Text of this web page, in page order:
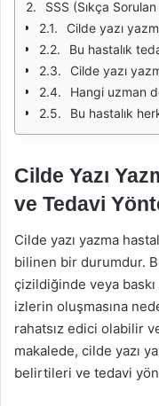
SSS (Sıkça
Cilde yazı
Bu hastalık
Cilde yazı
Hangi uzman
Bu hastalık
Cilde Yazı
ve Tedavi
Cilde yazı yazma
bilinen bir durumdur.
çizildiğinde veya
izlerin oluşmasına
rahatsız edici olabilir
makalede, cilde yazı
belirtileri ve tedavi